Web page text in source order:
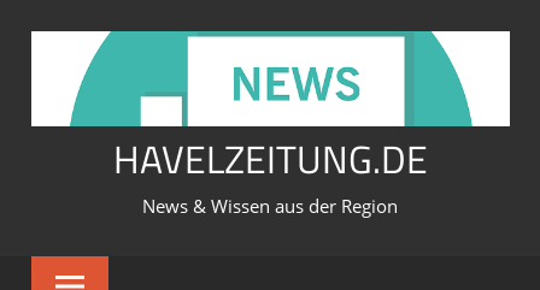
springen
HAVELZEITUNG.DE
News & Wissen aus der Region